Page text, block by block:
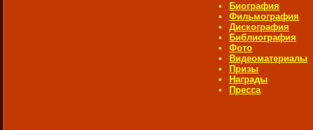
Биография
Фильмография
Дискография
Библиография
Фото
Видеоматериалы
Призы
Награды
Пресса